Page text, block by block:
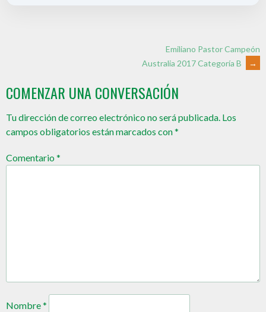
Emiliano Pastor Campeón
Australia 2017 Categoría B
→
COMENZAR UNA CONVERSACIÓN
Tu dirección de correo electrónico no será publicada. Los
campos obligatorios están marcados con*
Comentario*
Nombre*